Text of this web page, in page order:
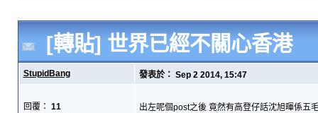
[轉貼] 世界已經不關心香港
StupidBang 發表於： Sep 2 2014, 15:47
回覆： 11
出左呢個post之後 竟然有高登仔話沈旭暉係五